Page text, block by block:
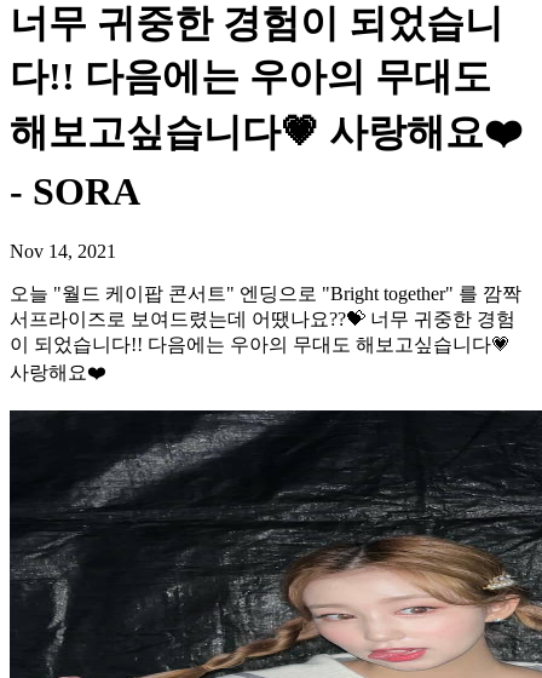
너무 귀중한 경험이 되었습니
다!! 다음에는 우아의 무대도
해보고싶습니다💗 사랑해요❤️
- SORA
Nov 14, 2021
오늘 "월드 케이팝 콘서트" 엔딩으로 "Bright together" 를 깜짝
서프라이즈로 보여드렸는데 어땠나요??💝 너무 귀중한 경험
이 되었습니다!! 다음에는 우아의 무대도 해보고싶습니다💗
사랑해요❤️